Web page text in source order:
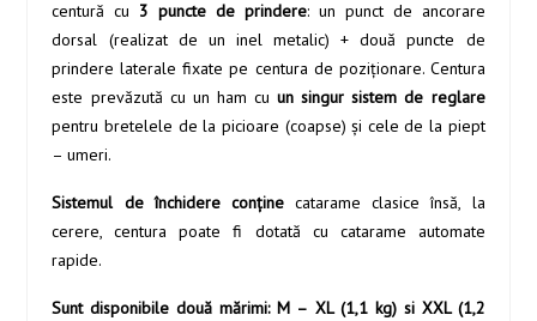
centură cu 3 puncte de prindere: un punct de ancorare
dorsal (realizat de un inel metalic) + două puncte de
prindere laterale fixate pe centura de poziţionare. Centura
este prevăzută cu un ham cuun singur sistem de reglare
pentru bretelele de la picioare (coapse) şi cele de la piept
– umeri.
Sistemul de închidere conţinecatarame clasice însă, la
cerere, centura poate fi dotată cu catarame automate
rapide.
Sunt disponibile două mărimi: M – XL (1,1 kg) si XXL (1,2